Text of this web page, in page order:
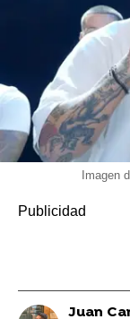
Imagen
Juan